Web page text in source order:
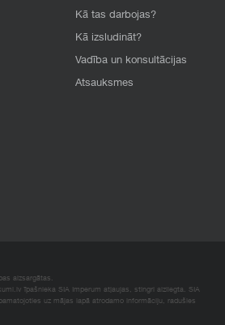
Kā tas darbojas?
Kā izsludināt?
Vadība un konsultācijas
Atsauksmes
aizsargātas.
īpašnieka SIA Imperum atļaujas, stingri aizliegta. SIA
uz mājas lapā atrodamo informāciju, radušies